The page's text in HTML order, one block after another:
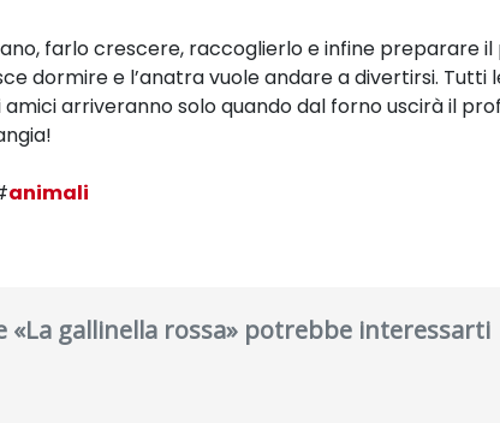
farlo crescere, raccoglierlo e infine preparare il
dormire e l’anatra vuole andare a divertirsi. Tutti
arriveranno solo quando dal forno uscirà il
animali
«La gallinella rossa» potrebbe interessarti